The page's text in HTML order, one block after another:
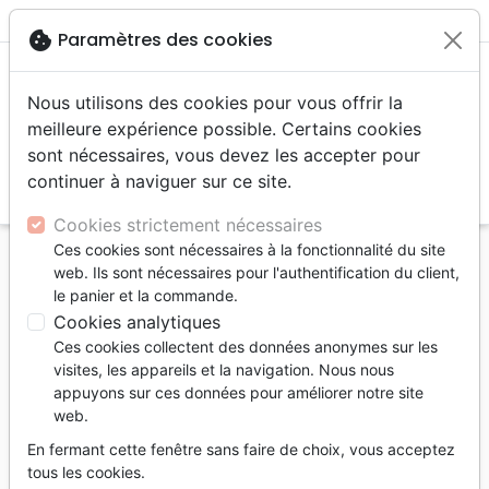
menu
Accueil Editeurs Motivé par l'Essentiel
Motivé par
l'Essentiel
cookie Paramètres des cookies
Nous utilisons des cookies pour vous offrir la
meilleure expérience possible. Certains cookies
sont nécessaires, vous devez les accepter pour
continuer à naviguer sur ce site.
Cookies strictement nécessaires
Ces cookies sont nécessaires à la fonctionnalité du site
web. Ils sont nécessaires pour l'authentification du client,
le panier et la commande.
Cookies analytiques
Ces cookies collectent des données anonymes sur les
visites, les appareils et la navigation. Nous nous
appuyons sur ces données pour améliorer notre site
web.
En fermant cette fenêtre sans faire de choix, vous acceptez
tous les cookies.